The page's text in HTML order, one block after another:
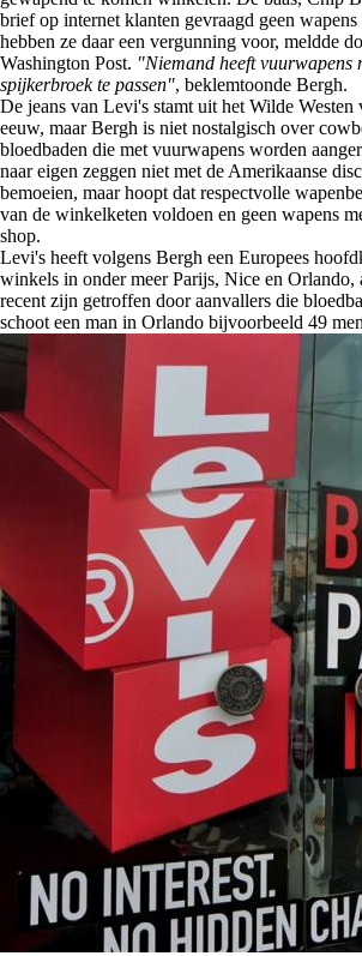
brief op internet klanten gevraagd geen
hebben ze daar een vergunning voor, meldde
Washington Post. "Niemand heeft vuurwapens
spijkerbroek te passen", beklemtoonde Bergh.
De jeans van Levi's stamt uit het Wilde Westen
eeuw, maar Bergh is niet nostalgisch over
bloedbaden die met vuurwapens worden
naar eigen zeggen niet met de Amerikaanse
bemoeien, maar hoopt dat respectvolle
van de winkelketen voldoen en geen wapens
shop.
Levi's heeft volgens Bergh een Europees
winkels in onder meer Parijs, Nice en Orlando,
recent zijn getroffen door aanvallers die
schoot een man in Orlando bijvoorbeeld 49